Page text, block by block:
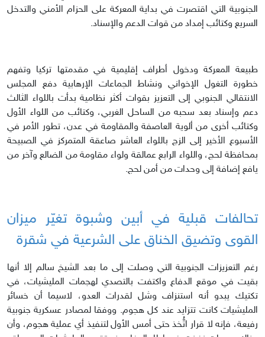
الجنوبية التي اقتصرت في بداية المعركة على الحزام الأمني والتدخل
السريع وكتائب إمداد من قوات الدعم والإسناد.
طبيعة المعركة ودخول أطراف إقليمية في مقدمتها تركيا وتفهم
خطورة التغول الإخواني ونشاط الجماعات الإرهابية دفع المجلس
الانتقالي الجنوبي إلى التعزيز بقوات أكثر نظامية بدأت باللواء الثالث
دعم وإسناد بعد سحبه من الساحل الغربي، وكتائب من اللواء الأول
وكتائب أخرى من ألوية العاصفة والمقاومة في عدن، تطور الأمر في
الأسبوع الأخير إلى الزج باللواء العاشر صاعقة المتمركز في الصبيحة
بمحافظة لحج، واللواء الرابع عمالقة ولواء مقاومة من الضالع وآخر من
يافع إضافة إلى وحدات من أمن لحج.
تحالفات قبلية في أبين وشبوة تغيّر ميزان
القوى وتضيق الخناق على الشرعية في شقرة
رغم التعزيزات الجنوبية التي وصلت إلى ما بعد الشيخ سالم إلا أنها
بقيت في موقع الدفاع واكتفت بالتصدي لهجمات المليشيات، في
تكتيك يبدو أنه استنزاف وشل لقدرات العدو، لاسيما أن خسائر
المليشيات كانت تتزايد عند كل هجوم. ووفقا لمصادر عسكرية جنوبية
رفيعة، فإنه لا قرار اتُّخذ حتى أمس الأول لتنفيذ أي عملية هجوم، وأن